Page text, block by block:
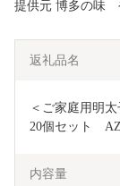
提供元 博多の味
返礼品名
＜ご家庭用明
20個セット　
内容量